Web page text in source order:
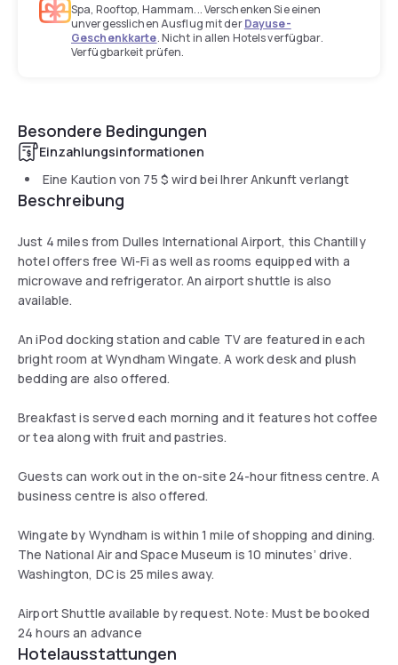
Spa, Rooftop, Hammam... Verschenken Sie einen
unvergesslichen Ausflug mit derDayuse-
Geschenkkarte. Nicht in allen Hotels verfügbar.
Verfügbarkeit prüfen.
Besondere Bedingungen
Einzahlungsinformationen
Eine Kaution von 75 $ wird bei Ihrer Ankunft verlangt
Beschreibung
Just 4 miles from Dulles International Airport, this Chantilly
hotel offers free Wi-Fi as well as rooms equipped with a
microwave and refrigerator. An airport shuttle is also
available.
An iPod docking station and cable TV are featured in each
bright room at Wyndham Wingate. A work desk and plush
bedding are also offered.
Breakfast is served each morning and it features hot coffee
or tea along with fruit and pastries.
Guests can work out in the on-site 24-hour fitness centre. A
business centre is also offered.
Wingate by Wyndham is within 1 mile of shopping and dining.
The National Air and Space Museum is 10 minutes’ drive.
Washington, DC is 25 miles away.
Airport Shuttle available by request. Note: Must be booked
24 hours an advance
Hotelausstattungen